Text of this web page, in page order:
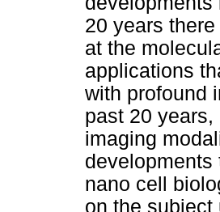
20 years
at the
applications
with profound
past 20
imaging
developments
nano cell
on the subject